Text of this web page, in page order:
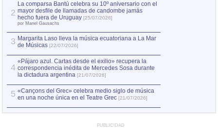
2
La comparsa Bantú celebra su 10º aniversario con el
mayor desfile de llamadas de candombe jamás
hecho fuera de Uruguay [25/07/2026]
por Manel Gausachs
3 Margarita Laso lleva la música ecuatoriana a La Mar
de Músicas [22/07/2026]
4
«Pájaro azul. Cartas desde el exilio» recupera la
correspondencia inédita de Mercedes Sosa durante
la dictadura argentina [21/07/2026]
5 «Cançons del Grec» celebra medio siglo de música
en una noche única en el Teatre Grec [21/07/2026]
PUBLICIDAD